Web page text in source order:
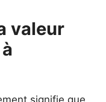
valeur
signifie que